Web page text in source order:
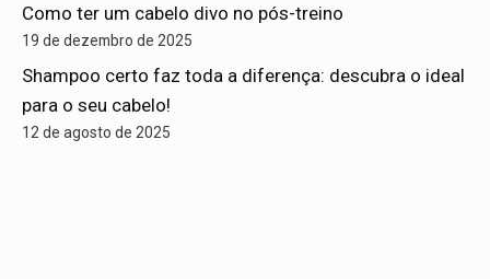
Como ter um cabelo divo no pós-treino
19 de dezembro de 2025
Shampoo certo faz toda a diferença: descubra o ideal
para o seu cabelo!
12 de agosto de 2025